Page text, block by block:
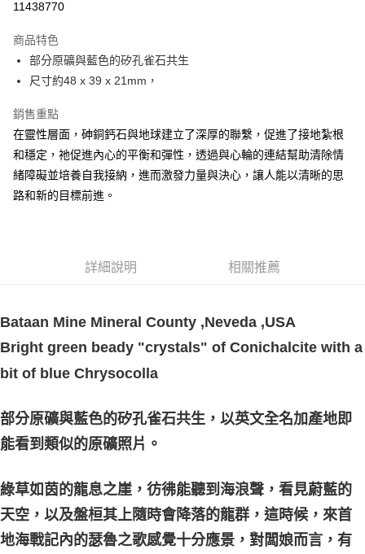
Apple Pay
街口支付
悠遊付
ATM付款
賣家宅配幫您送（台灣）
每筆NT$80，滿NT$3,000(含以上)免運費
郵局幫你送（離島）
付款後門市自取
免運費
11438770
商品特色
部分原礦與藍色的矽孔雀石共生
尺寸約48 x 39 x 21mm，
銷售重點
在靈性層面，砷銅鈣石與地球建立了深厚的聯繫，促進了接地紮根
和穩定，祂促進內心的平衡和彈性，透過與心輪的連結幫助清除情
緒障礙並培養自我接納，進而激發力量與決心，讓人能以清晰的思
路和新的目標前進。
詳細說明 相關推薦
Bataan Mine Mineral County ,Neveda ,USA
Bright green beady "crystals" of Conichalcite with a
bit of blue Chrysocolla
部分原礦與藍色的矽孔雀石共生，以英文全名加產地即
能看到類似的原礦照片。
綠草如茵的龍息之崖，彷彿能聽到海浪聲，看見蔚藍的
天空，以及盤桓其上隨時會降落的龍群，這時候，來首
地海戰記內的瑟魯之歌感覺十分應景，對闆娘而言，有